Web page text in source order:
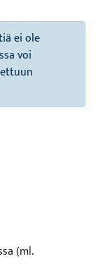
ei ole
voi
(ml.